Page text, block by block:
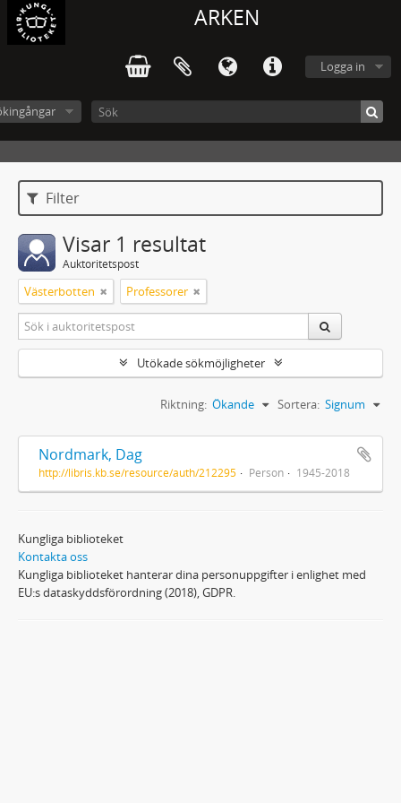
ARKEN
Logga in
Filter
Visar 1 resultat
Auktoritetspost
Västerbotten Professorer
Utökade sökmöjligheter
Sortera: Signum
Riktning: Ökande
Nordmark, Dag
http://libris.kb.se/resource/auth/212295 Person 1945-2018
Kungliga biblioteket
Kontakta oss
Kungliga biblioteket hanterar dina personuppgifter i enlighet med
EU:s dataskyddsförordning (2018), GDPR.